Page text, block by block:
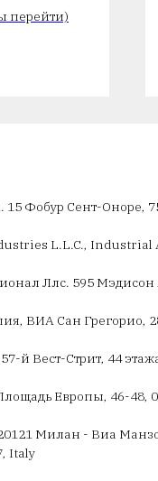
перейти)
Фобур Сент-Оноре,
L.L.C.,
Ллс. 595
ВИА Сан Грегорио,
й Вест-Стрит, 44
Европы, 46-48,
Милан - Виа
Italy